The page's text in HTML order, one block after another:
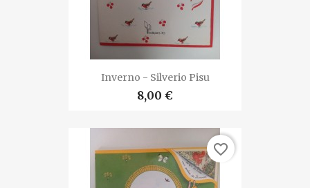
Inverno - Silverio Pisu
8,00 €
favorite_border